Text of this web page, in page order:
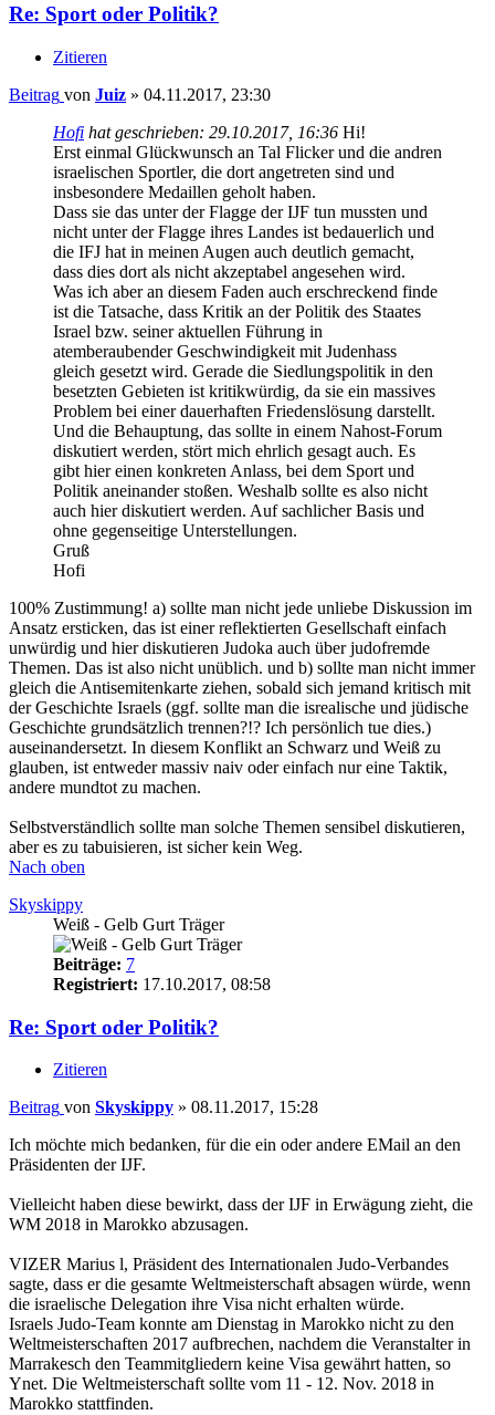
Re: Sport oder Politik?
Zitieren
Beitrag von Juiz » 04.11.2017, 23:30
Hofi hat geschrieben: 29.10.2017, 16:36 Hi!
Erst einmal Glückwunsch an Tal Flicker und die andren
israelischen Sportler, die dort angetreten sind und
insbesondere Medaillen geholt haben.
Dass sie das unter der Flagge der IJF tun mussten und
nicht unter der Flagge ihres Landes ist bedauerlich und
die IFJ hat in meinen Augen auch deutlich gemacht,
dass dies dort als nicht akzeptabel angesehen wird.
Was ich aber an diesem Faden auch erschreckend finde
ist die Tatsache, dass Kritik an der Politik des Staates
Israel bzw. seiner aktuellen Führung in
atemberaubender Geschwindigkeit mit Judenhass
gleich gesetzt wird. Gerade die Siedlungspolitik in den
besetzten Gebieten ist kritikwürdig, da sie ein massives
Problem bei einer dauerhaften Friedenslösung darstellt.
Und die Behauptung, das sollte in einem Nahost-Forum
diskutiert werden, stört mich ehrlich gesagt auch. Es
gibt hier einen konkreten Anlass, bei dem Sport und
Politik aneinander stoßen. Weshalb sollte es also nicht
auch hier diskutiert werden. Auf sachlicher Basis und
ohne gegenseitige Unterstellungen.
Gruß
Hofi
100% Zustimmung! a) sollte man nicht jede unliebe Diskussion im
Ansatz ersticken, das ist einer reflektierten Gesellschaft einfach
unwürdig und hier diskutieren Judoka auch über judofremde
Themen. Das ist also nicht unüblich. und b) sollte man nicht immer
gleich die Antisemitenkarte ziehen, sobald sich jemand kritisch mit
der Geschichte Israels (ggf. sollte man die isrealische und jüdische
Geschichte grundsätzlich trennen?!? Ich persönlich tue dies.)
auseinandersetzt. In diesem Konflikt an Schwarz und Weiß zu
glauben, ist entweder massiv naiv oder einfach nur eine Taktik,
andere mundtot zu machen.
Selbstverständlich sollte man solche Themen sensibel diskutieren,
aber es zu tabuisieren, ist sicher kein Weg.
Nach oben
Skyskippy
Weiß - Gelb Gurt Träger
Beiträge: 7
Registriert: 17.10.2017, 08:58
Re: Sport oder Politik?
Zitieren
Beitrag von Skyskippy » 08.11.2017, 15:28
Ich möchte mich bedanken, für die ein oder andere EMail an den
Präsidenten der IJF.
Vielleicht haben diese bewirkt, dass der IJF in Erwägung zieht, die
WM 2018 in Marokko abzusagen.
VIZER Marius l, Präsident des Internationalen Judo-Verbandes
sagte, dass er die gesamte Weltmeisterschaft absagen würde, wenn
die israelische Delegation ihre Visa nicht erhalten würde.
Israels Judo-Team konnte am Dienstag in Marokko nicht zu den
Weltmeisterschaften 2017 aufbrechen, nachdem die Veranstalter in
Marrakesch den Teammitgliedern keine Visa gewährt hatten, so
Ynet. Die Weltmeisterschaft sollte vom 11 - 12. Nov. 2018 in
Marokko stattfinden.